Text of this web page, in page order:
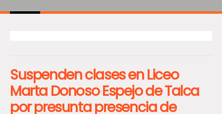
Suspenden clases en Liceo
Marta Donoso Espejo de Talca
por presunta presencia de